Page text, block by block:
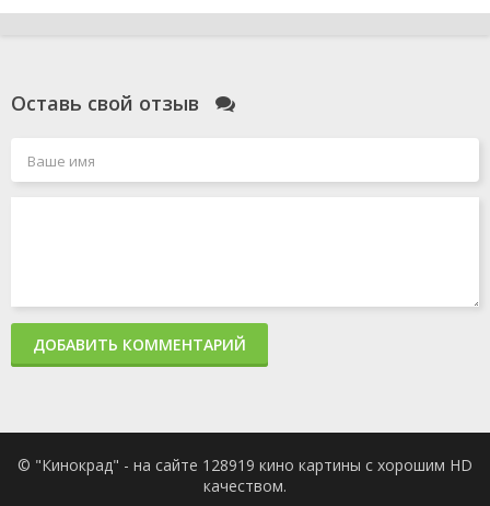
Оставь свой отзыв
ДОБАВИТЬ КОММЕНТАРИЙ
© "Кинокрад" - на сайте 128919 кино картины с хорошим HD
качеством.